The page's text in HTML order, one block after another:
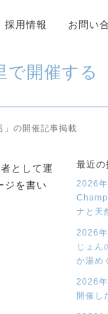
採用情報 お問い
開催する
の開催記事掲載
として運
ジを書い
最近の
2026
ナと天
2026
じょん
か湯め
2026
開催し